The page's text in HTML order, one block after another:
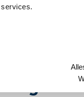
vragen?